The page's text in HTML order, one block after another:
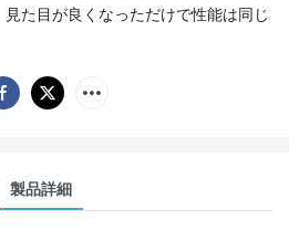
た目が良くなっただけで性能は同じ
製品詳細